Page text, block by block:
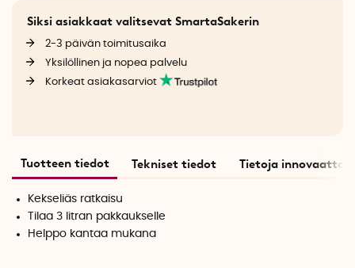
Siksi asiakkaat valitsevat SmartaSakerin
2-3 päivän toimitusaika
Yksilöllinen ja nopea palvelu
Korkeat asiakasarviot
Tuotteen tiedot Tekniset tiedot Tietoja
Kekseliäs ratkaisu
Tilaa 3 litran pakkaukselle
Helppo kantaa mukana